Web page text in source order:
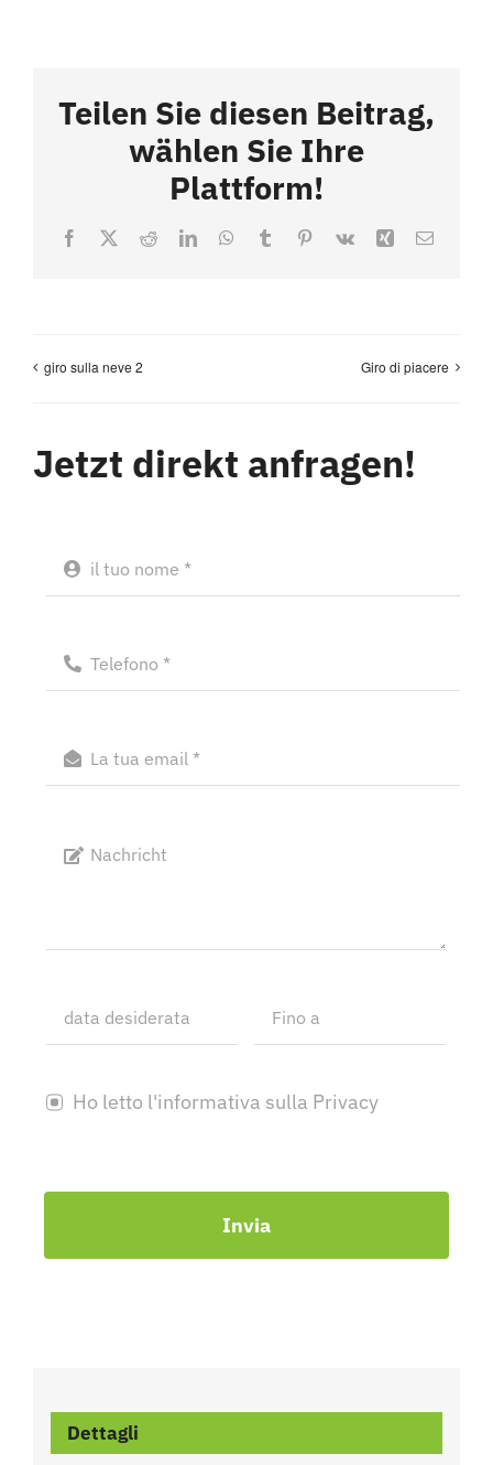
Teilen Sie diesen Beitrag,
wählen Sie Ihre
Plattform!
Facebook
X RedditLinkedInWhatsApp
TumblrPinterest
Vk Xing Email
giro sulla neve 2 Giro di piacere
Jetzt direkt anfragen!
Ho letto l'informativa sulla Privacy
Invia
Dettagli